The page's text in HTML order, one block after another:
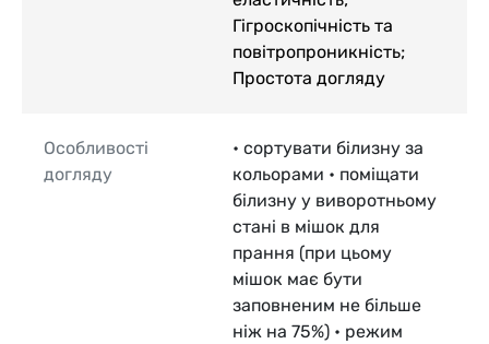
Гігроскопічність та
повітропроникність;
Простота догляду
Особливості
догляду
• сортувати білизну за
кольорами • поміщати
білизну у виворотньому
стані в мішок для
прання (при цьому
мішок має бути
заповненим не більше
ніж на 75%) • режим